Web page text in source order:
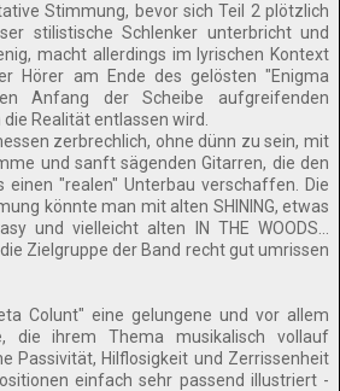
Stimmung, bevor sich Teil 2 plötzlich
stilistische Schlenker unterbricht und
macht allerdings im lyrischen Kontext
Hörer am Ende des gelösten "Enigma
Anfang der Scheibe aufgreifenden
Realität entlassen wird.
zerbrechlich, ohne dünn zu sein, mit
und sanft sägenden Gitarren, die den
einen "realen" Unterbau verschaffen. Die
könnte man mit alten SHINING, etwas
und vielleicht alten IN THE WOODS...
Zielgruppe der Band recht gut umrissen
Colunt" eine gelungene und vor allem
die ihrem Thema musikalisch vollauf
Passivität, Hilflosigkeit und Zerrissenheit
einfach sehr passend illustriert -